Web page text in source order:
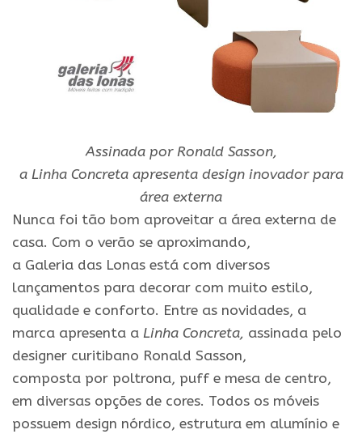
Assinada por Ronald Sasson,
a Linha Concretaapresenta design inovador para
área externa
Nunca foi tão bom aproveitar a área externa de
casa. Com o verão se aproximando,
a Galeria das Lonas está com diversos
lançamentos para decorar com muito estilo,
qualidade e conforto. Entre as novidades, a
marca apresenta a Linha Concreta, assinada pelo
designer curitibano Ronald Sasson,
composta por poltrona, puff e mesa de centro,
em diversas opções de cores. Todos os móveis
possuem design nórdico, estrutura em alumínio e